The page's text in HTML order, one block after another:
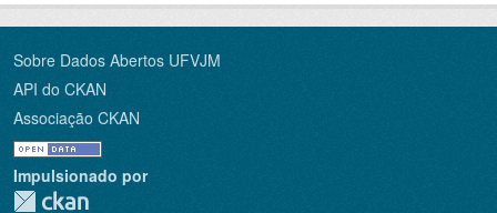
Sobre Dados Abertos UFVJM
API do CKAN
Associação CKAN
Impulsionado por